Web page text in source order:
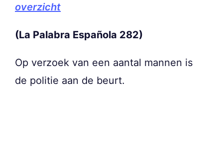
overzicht
(La Palabra Española 282)
Op verzoek van een aantal mannen is
de politie aan de beurt.